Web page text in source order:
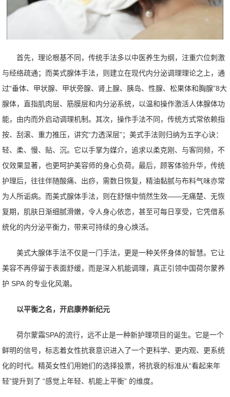
首先，理论根基不同，传统手法多以中医养生为纲，注重穴位刺激
与经络疏通；而美式腺体手法，则建立在现代内分泌调理理论之上，通
过“垂体、甲状腺、甲状旁腺、肾上腺、胰岛、性腺、松果体和胸腺”8大
腺体，直指肌肉层、筋膜层和内分泌系统，以温和操作激活人体腺体功
能，由内而外启动调理机制。其次，操作手法不同，传统方式常依赖指
按、刮滚、重力推压，讲究“力透深层”；美式手法则归纳为五字心诀：
轻、柔、慢、贴、沉。它以手掌为媒介，追求以柔克刚、与客同频，不
仅效果显著，也更呵护美容师的身心负荷。最后，顾客体验升华，传统
护理后，往往伴随酸痛、出痧，需数日恢复，精油黏腻与布料气味亦常
为人所诟病。而美式腺体手法，则在舒惬中悄然生效——无痛楚、无恢
复期，肌肤日渐细腻滑嫩，令人身心依恋，甚至可每日享受，它凭借系
统化的内分泌平衡力，带来可持续的身心焕活。
美式大腺体手法不仅是一门手法，更是一种关怀身体的智慧。它让
美容不再停留于表面舒缓，而是深入机能调理，真正引领中国荷尔蒙养
护 SPA 的专业化风潮。
以平衡之名，开启康养新纪元
荷尔蒙霜SPA的流行，远不止是一种新护理项目的诞生。它是一个
鲜明的信号，标志着女性抗衰意识进入了一个更科学、更内观、更系统
化的时代。精英女性们用她们的选择投票，将抗衰的标准从“看起来年
轻”提升到了 “感觉上年轻、机能上平衡” 的维度。